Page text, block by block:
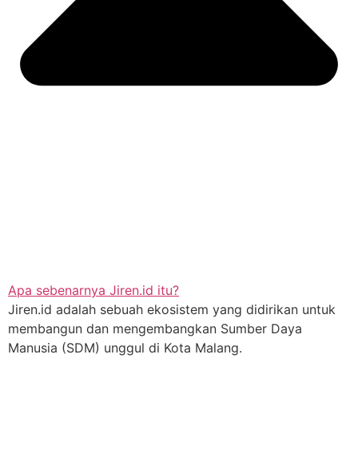
Apa sebenarnya Jiren.id itu?
Jiren.id adalah sebuah ekosistem yang didirikan untuk
membangun dan mengembangkan Sumber Daya
Manusia (SDM) unggul di Kota Malang.